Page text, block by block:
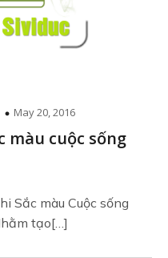
May 20, 2016
màu cuộc sống
Sắc màu Cuộc sống
tạo[…]